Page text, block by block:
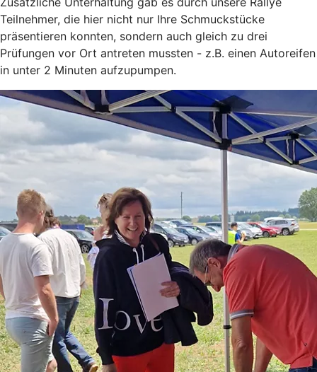
Teilnehmer, die hier nicht nur Ihre Schmuckstücke
präsentieren konnten, sondern auch gleich zu drei
Prüfungen vor Ort antreten mussten - z.B. einen Autoreifen
in unter 2 Minuten aufzupumpen.